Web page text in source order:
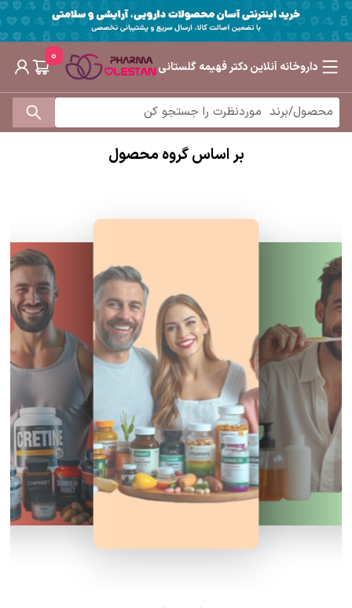
داروخانه آنلاین دکتر فهیمه گلستانی
0
بر اساس گروه محصول